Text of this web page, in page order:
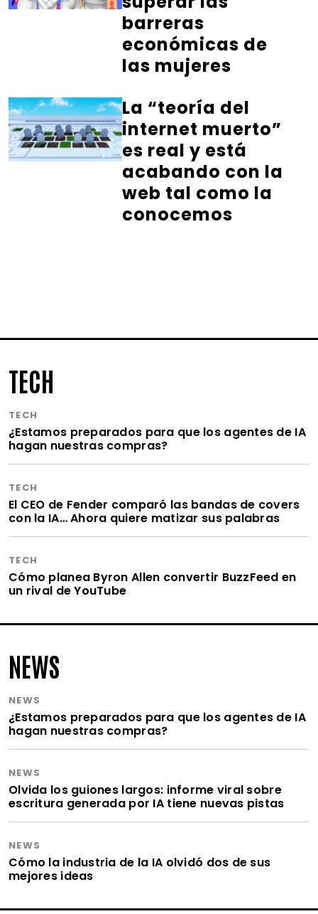
barreras
económicas de
las mujeres
La “teoría del
internet muerto”
es real y está
acabando con la
web tal como la
conocemos
TECH
TECH
¿Estamos preparados para que los agentes de IA
hagan nuestras compras?
TECH
El CEO de Fender comparó las bandas de covers
con la IA… Ahora quiere matizar sus palabras
TECH
Cómo planea Byron Allen convertir BuzzFeed en
un rival de YouTube
NEWS
NEWS
¿Estamos preparados para que los agentes de IA
hagan nuestras compras?
NEWS
Olvida los guiones largos: informe viral sobre
escritura generada por IA tiene nuevas pistas
NEWS
Cómo la industria de la IA olvidó dos de sus
mejores ideas